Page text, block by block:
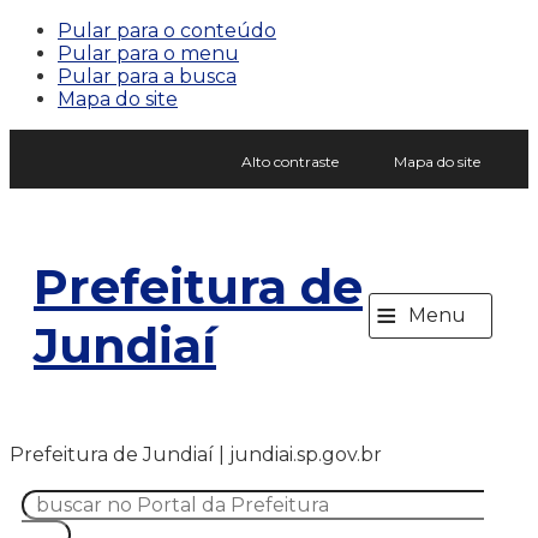
Pular para o conteúdo
Pular para o menu
Pular para a busca
Mapa do site
Alto contraste Mapa do site
Prefeitura de
Jundiaí
≡ Menu
Prefeitura de Jundiaí | jundiai.sp.gov.br